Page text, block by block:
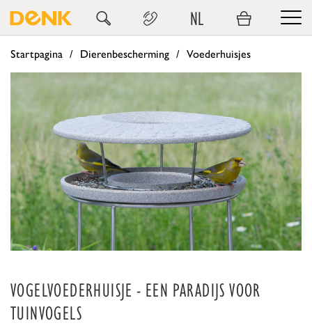
NL
Startpagina Dierenbescherming Voederhuisjes
VOGELVOEDERHUISJE - EEN PARADIJS VOOR
TUINVOGELS